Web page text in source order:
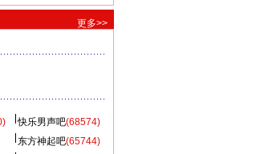
更多>>
快乐男声吧(68574)
东方神起吧(65744)